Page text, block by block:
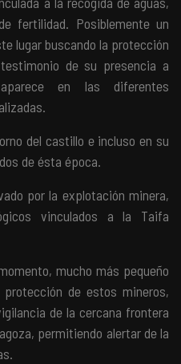
fertilidad. Posiblemente un
lugar buscando la protección
de su presencia a
en las diferentes
del castillo e incluso en su
de ésta época.
por la explotación minera,
vinculados a la Taifa
mucho más pequeño
de estos mineros,
de la cercana frontera
permitiendo alertar de la